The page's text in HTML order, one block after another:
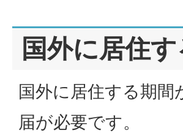
国外に居住
国外に居住する期間
届が必要です。